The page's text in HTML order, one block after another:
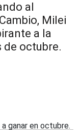
al
Milei
a la
de octubre.